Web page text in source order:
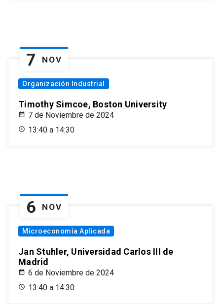
7 NOV
Organización Industrial
Timothy Simcoe, Boston University
7 de Noviembre de 2024
13:40 a 14:30
6 NOV
Microeconomía Aplicada
Jan Stuhler, Universidad Carlos III de
Madrid
6 de Noviembre de 2024
13:40 a 14:30